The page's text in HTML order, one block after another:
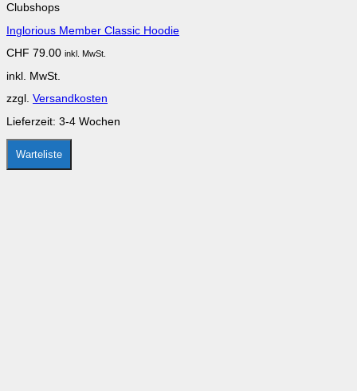
Clubshops
Inglorious Member Classic Hoodie
CHF 79.00 inkl. MwSt.
inkl. MwSt.
zzgl. Versandkosten
Lieferzeit: 3-4 Wochen
Warteliste